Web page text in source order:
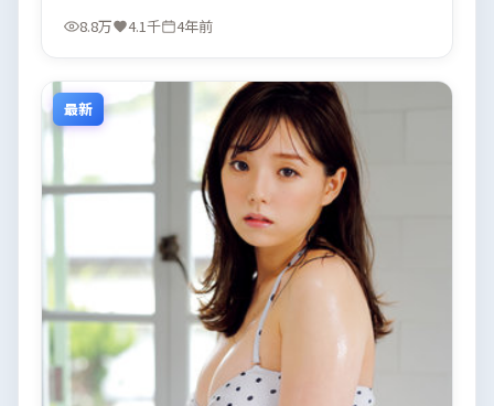
8.8万 4.1千 4年前
最新